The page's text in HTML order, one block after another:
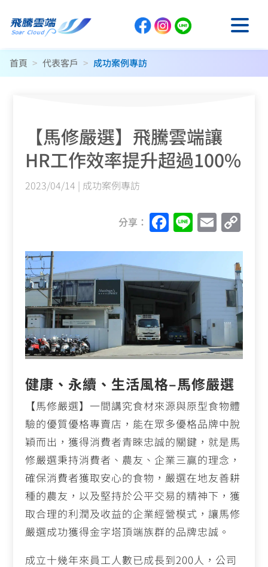
首頁 > 代表客戶 > 成功案例專訪
【馬修嚴選】飛騰雲端讓
HR工作效率提升超過100%
2023/04/14 | 成功案例專訪
分享： F
a
c
e
b
o
k
Li
n
e
E
m
ai
l
C
p
y
Li
n
k
健康、永續、生活風格–馬修嚴選
【馬修嚴選】一間講究食材來源與原型食物體
驗的優質優格專賣店，能在眾多優格品牌中脫
穎而出，獲得消費者青睞忠誠的關鍵，就是馬
修嚴選秉持消費者、農友、企業三贏的理念，
確保消費者獲取安心的食物，嚴選在地友善耕
種的農友，以及堅持於公平交易的精神下，獲
取合理的利潤及收益的企業經營模式，讓馬修
嚴選成功獲得金字塔頂端族群的品牌忠誠。
成立十幾年來員工人數已成長到200人，公司